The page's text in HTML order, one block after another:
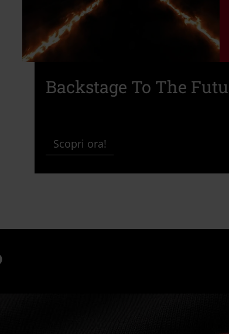
Backstage To The
Scopri ora!